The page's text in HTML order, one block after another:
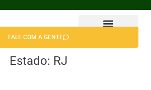
FALE COM A GENTE
Estado: RJ